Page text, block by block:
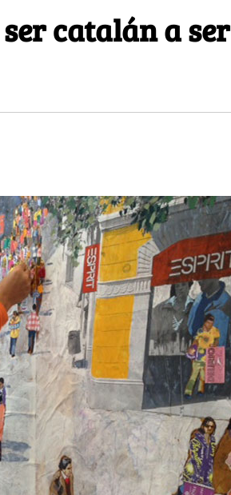
catalán a ser